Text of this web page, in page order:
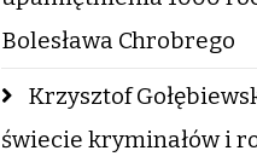
Bolesława Chrobrego
Krzysztof
świecie kryminałów i